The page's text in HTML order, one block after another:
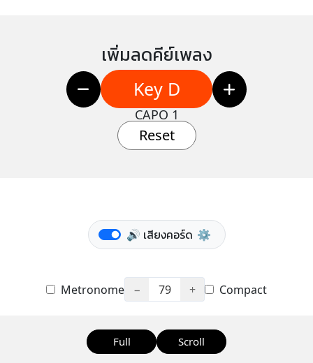
เพิ่มลดคีย์เพลง
Key D
CAPO 1
Reset
🔊 เสียงคอร์ด ⚙️
Metronome − 79 + Compact
Full Scroll